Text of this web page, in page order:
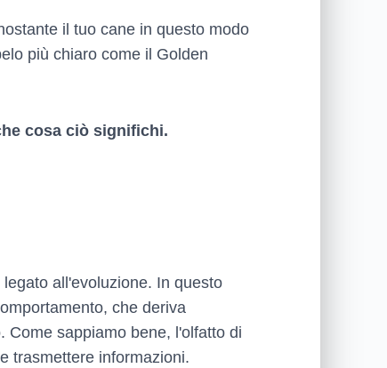
il tuo cane in questo modo
più chiaro come il Golden
cosa ciò significhi.
all'evoluzione. In questo
che deriva
Come sappiamo bene, l'olfatto di
trasmettere informazioni.